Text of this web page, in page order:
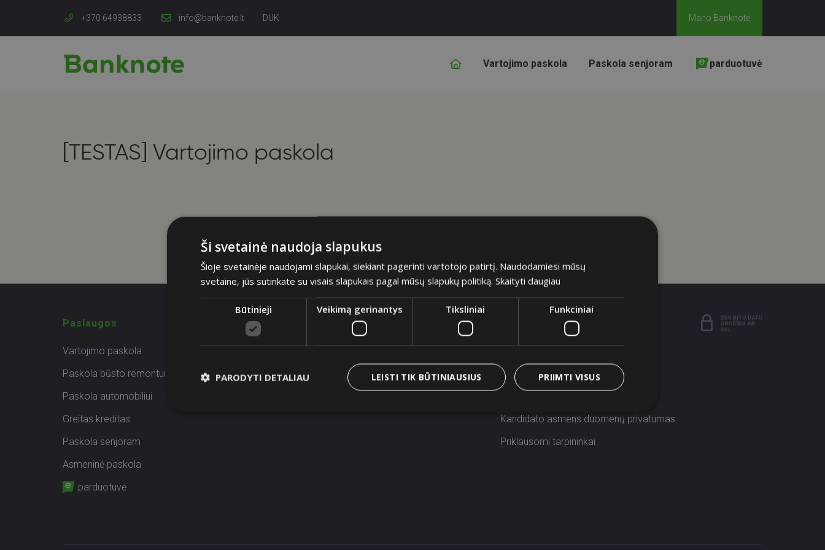
+370 64938833 info@banknote.lt DUK Mano Banknote
Vartojimo paskola Paskola senjoram parduotuvė
[TESTAS] Vartojimo paskola
Paslaugos
Vartojimo paskola
Paskola būsto remontui
Paskola automobiliui
Greitas kreditas
Paskola senjoram
Asmeninė paskola
parduotuvė
Kontaktai
Sutarties nuostatos
Kandidato asmens duomenų privatumas
Priklausomi tarpininkai
Ši svetainė naudoja slapukus
Šioje svetainėje naudojami slapukai, siekiant pagerinti vartotojo patirtį. Naudodamiesi mūsų
svetaine, jūs sutinkate su visais slapukais pagal mūsų slapukų politiką. Skaityti daugiau
Būtinieji Veikimą gerinantys Tiksliniai Funkciniai
PRIIMTI VISUS
LEISTI TIK BŪTINIAUSIUS
PARODYTI DETALIAU